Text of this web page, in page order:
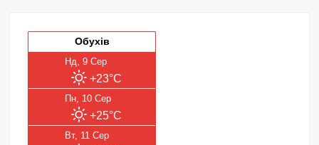
Обухів
Нд, 9 Сер
+23°C
Пн, 10 Сер
+25°C
Вт, 11 Сер